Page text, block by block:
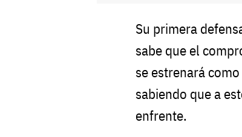
Su primera
sabe que el
se estrenará
sabiendo que a
enfrente.